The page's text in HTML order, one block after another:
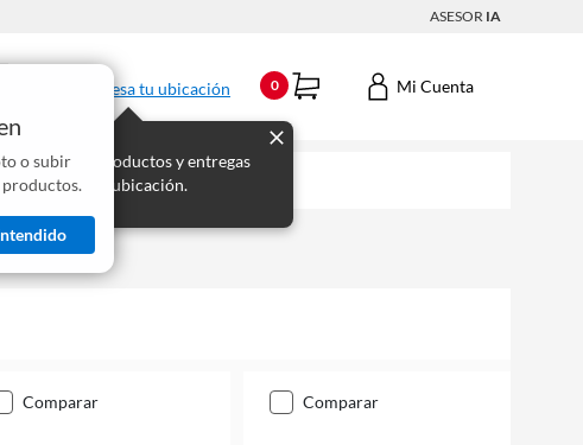
ASESOR IA
o subir
Ingresa tu ubicación
los productos y entregas
para tu ubicación.
0 Mi Cuenta
comparar comparar